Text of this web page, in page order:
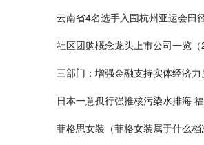
云南省4名选手入围杭州亚运会田
社区团购概念龙头上市公司一览（
三部门：增强金融支持实体经济力
日本一意孤行强推核污染水排海
菲格思女装（菲格女装属于什么档